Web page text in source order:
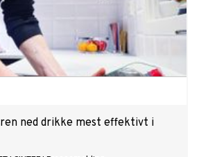
ned drikke mest effektivt i